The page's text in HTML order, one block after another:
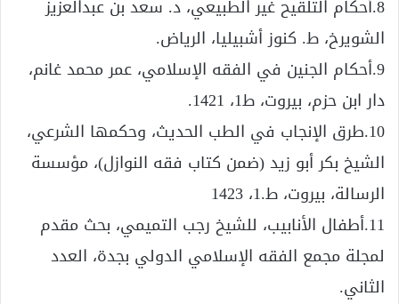
8.أحكام التلقيح غير الطبيعي، د. سعد بن عبدالعزيز
الشويرخ، ط. كنوز أشبيليا، الرياض.
9.أحكام الجنين في الفقه الإسلامي، عمر محمد غانم،
دار ابن حزم، بيروت، ط1، 1421.
10.طرق الإنجاب في الطب الحديث، وحكمها الشرعي،
الشيخ بكر أبو زيد (ضمن كتاب فقه النوازل)، مؤسسة
الرسالة، بيروت، ط.1، 1423
11.أطفال الأنابيب، للشيخ رجب التميمي، بحث مقدم
لمجلة مجمع الفقه الإسلامي الدولي بجدة، العدد
الثاني.